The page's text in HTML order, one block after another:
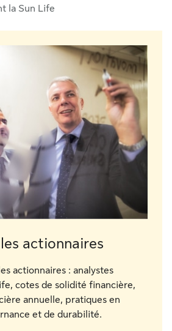
la Sun Life
actionnaires
actionnaires : analystes
cotes de solidité financière,
annuelle, pratiques en
et de durabilité.